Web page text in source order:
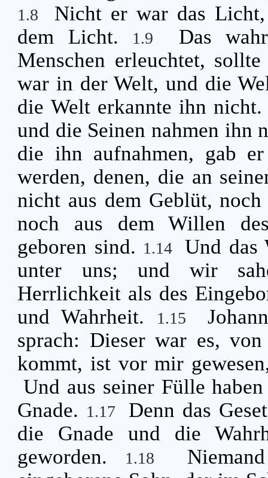
1.8
Nicht er war das
dem Licht.
1.9
Das
Menschen erleuchtet,
war in der Welt, und die
die Welt erkannte ihn
und die Seinen nahmen ihn
die ihn aufnahmen, gab
werden, denen, die an
nicht aus dem Geblüt,
noch aus dem Willen
geboren sind. 1.14
Und das
unter uns; und wir
Herrlichkeit als des
und Wahrheit.
1.15
sprach: Dieser war es,
kommt, ist vor mir
Und aus seiner Fülle
Gnade. 1.17
Denn das
die Gnade und die
geworden.
1.18